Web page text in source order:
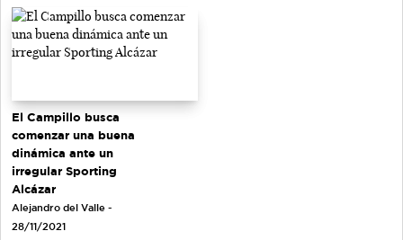
El Campillo busca
comenzar una buena
dinámica ante un
irregular Sporting
Alcázar
Alejandro del Valle -
28/11/2021